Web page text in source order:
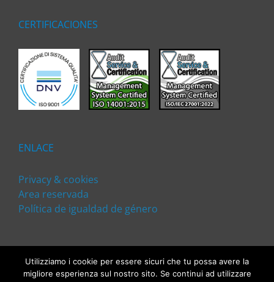
CERTIFICACIONES
ENLACE
Privacy & cookies
Area reservada
Política de igualdad de género
Utilizziamo i cookie per essere sicuri che tu possa avere la
migliore esperienza sul nostro sito. Se continui ad utilizzare